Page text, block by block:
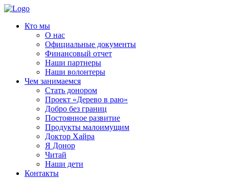
Кто мы
О нас
Официальные документы
Финансовый отчет
Наши партнеры
Наши волонтеры
Чем занимаемся
Стать донором
Проект «Дерево в раю»
Добро без границ
Постоянное развитие
Продукты малоимущим
Доктор Хайра
Я Донор
Читай
Наши дети
Контакты